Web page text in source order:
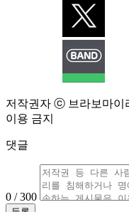
저작권자 ⓒ 브라보마이
이용 금지
댓글
0 / 300